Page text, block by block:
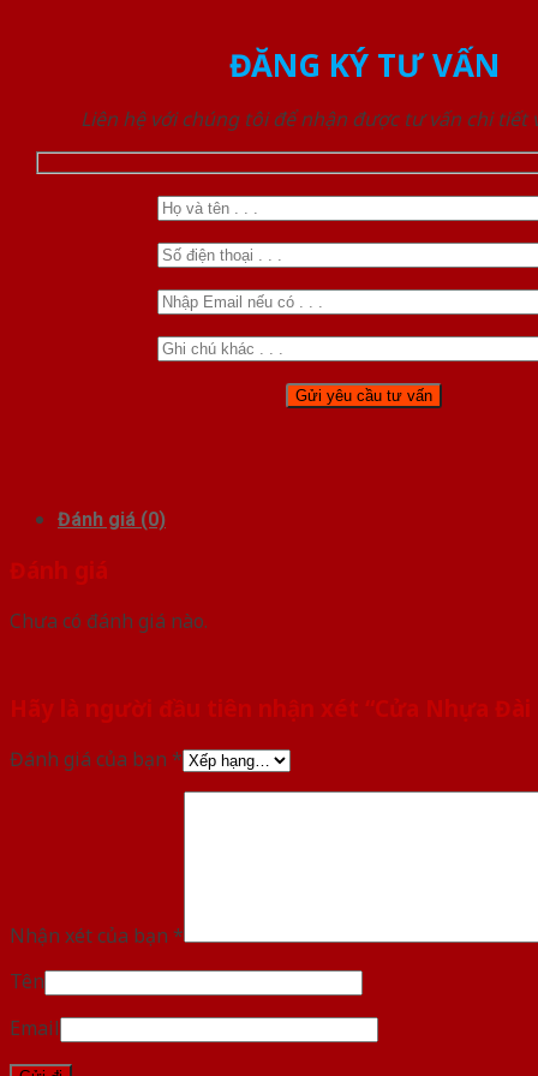
ĐĂNG KÝ TƯ VẤN
Liên hệ với chúng tôi để nhận được tư vấn chi tiết
Đánh giá (0)
Đánh giá
Chưa có đánh giá nào.
Hãy là người đầu tiên nhận xét “Cửa Nhựa Đài
Đánh giá của bạn *
Nhận xét của bạn *
Tên
Email